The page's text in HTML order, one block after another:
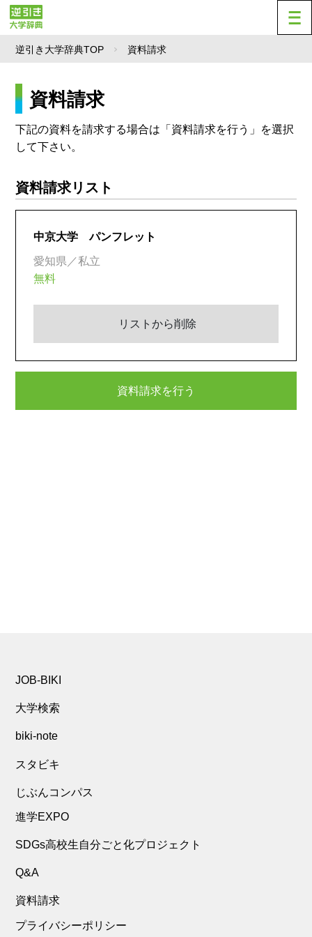
逆引き大学辞典TOP 資料請求
資料請求
下記の資料を請求する場合は「資料請求を行う」を選択
して下さい。
資料請求リスト
中京大学 パンフレット
愛知県／私立
無料
リストから削除
資料請求を行う
JOB-BIKI
大学検索
biki-note
スタビキ
じぶんコンパス
進学EXPO
SDGs高校生自分ごと化プロジェクト
Q&A
資料請求
プライバシーポリシー